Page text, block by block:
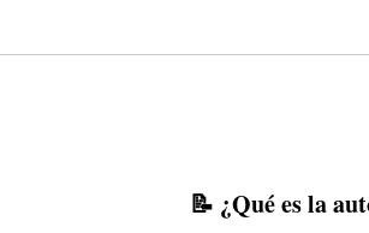
📝 ¿Qué es la